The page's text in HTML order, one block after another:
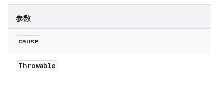
参数
cause
Throwable